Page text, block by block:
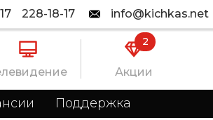
228-18-17 info@kichkas.net
2
Акции
Поддержка